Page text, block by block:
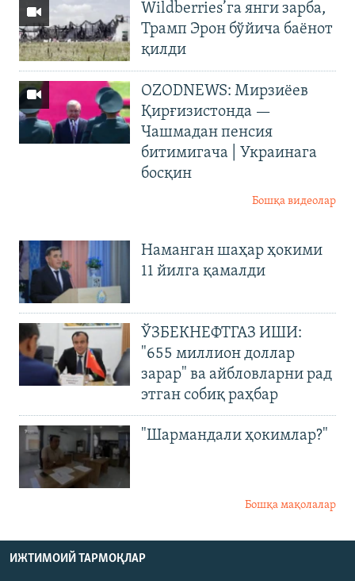
Wildberries’га янги зарба,
Трамп Эрон бўйича баёнот
қилди
OZODNEWS: Мирзиёев
Қирғизистонда —
Чашмадан пенсия
битимигача | Украинага
босқин
Бошқа видеолар
Наманган шаҳар ҳокими
11 йилга қамалди
ЎЗБЕКНЕФТГАЗ ИШИ:
"655 миллион доллар
зарар" ва айбловларни рад
этган собиқ раҳбар
"Шармандали ҳокимлар?"
Бошқа мақолалар
ИЖТИМОИЙ ТАРМОҚЛАР